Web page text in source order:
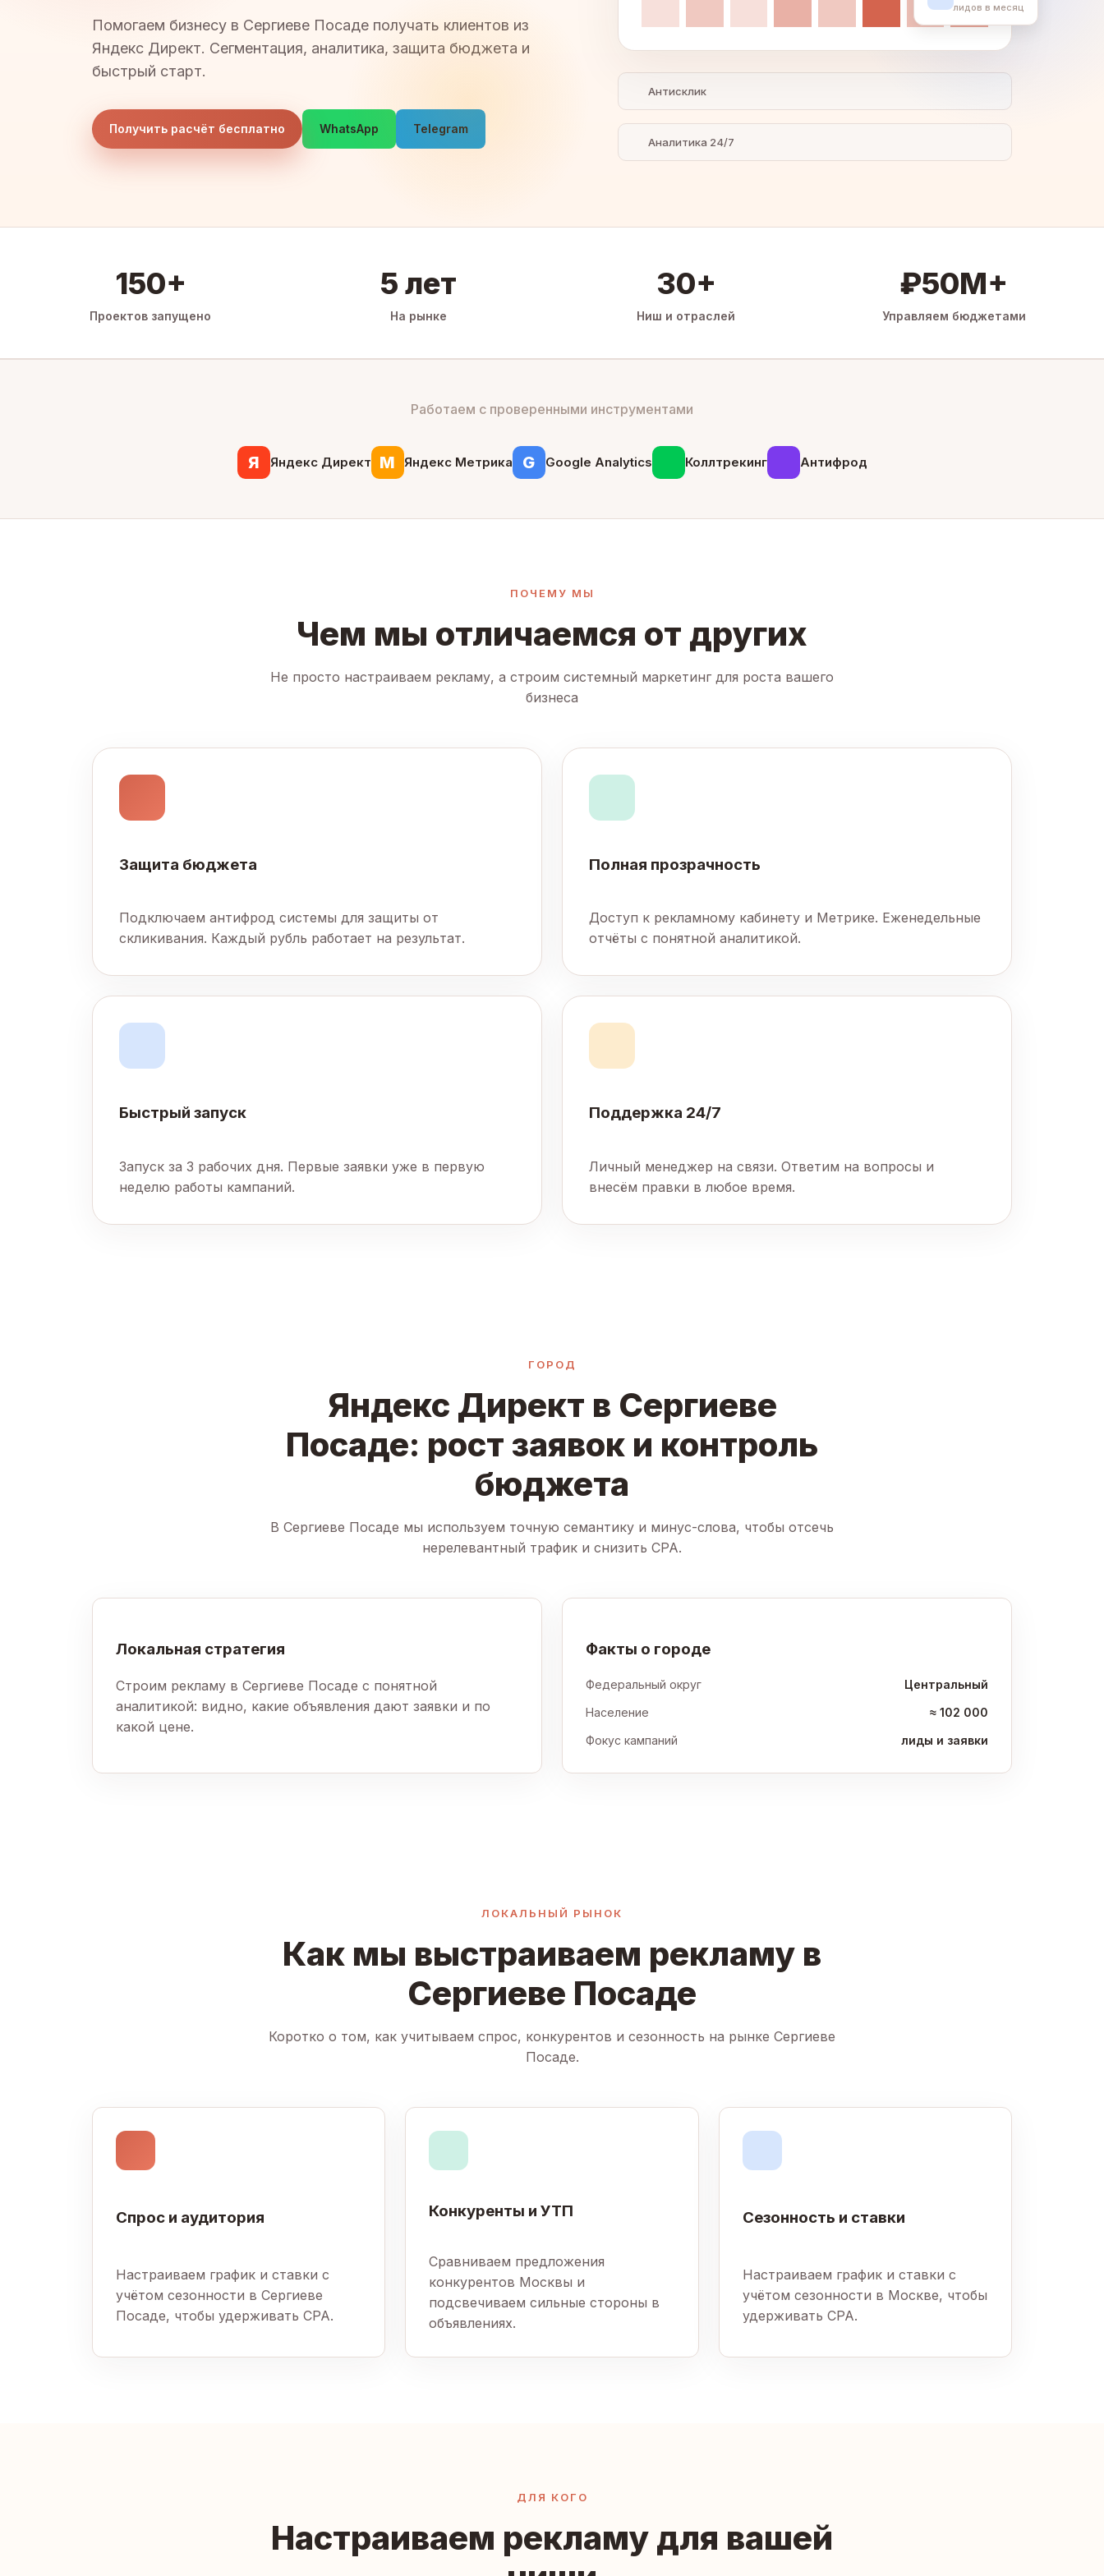
лидов в месяц
Помогаем бизнесу в Сергиеве Посаде получать клиентов из
Яндекс Директ. Сегментация, аналитика, защита бюджета и
быстрый старт.
Получить расчёт бесплатно WhatsApp Telegram
Антисклик
Аналитика 24/7
150+
Проектов запущено
5 лет
На рынке
30+
Ниш и отраслей
₽50M+
Управляем бюджетами
Работаем с проверенными инструментами
Я Яндекс Директ М Яндекс Метрика G Google Analytics Коллтрекинг Антифрод
ПОЧЕМУ МЫ
Чем мы отличаемся от других
Не просто настраиваем рекламу, а строим системный маркетинг для роста вашего
бизнеса
Защита бюджета
Подключаем антифрод системы для защиты от
скликивания. Каждый рубль работает на результат.
Полная прозрачность
Доступ к рекламному кабинету и Метрике. Еженедельные
отчёты с понятной аналитикой.
Быстрый запуск
Запуск за 3 рабочих дня. Первые заявки уже в первую
неделю работы кампаний.
Поддержка 24/7
Личный менеджер на связи. Ответим на вопросы и
внесём правки в любое время.
ГОРОД
Яндекс Директ в Сергиеве
Посаде: рост заявок и контроль
бюджета
В Сергиеве Посаде мы используем точную семантику и минус-слова, чтобы отсечь
нерелевантный трафик и снизить CPA.
Локальная стратегия
Строим рекламу в Сергиеве Посаде с понятной
аналитикой: видно, какие объявления дают заявки и по
какой цене.
Факты о городе
Федеральный округ
Центральный
Население
≈ 102 000
Фокус кампаний
лиды и заявки
ЛОКАЛЬНЫЙ РЫНОК
Как мы выстраиваем рекламу в
Сергиеве Посаде
Коротко о том, как учитываем спрос, конкурентов и сезонность на рынке Сергиеве
Посаде.
Спрос и аудитория
Настраиваем график и ставки с
учётом сезонности в Сергиеве
Посаде, чтобы удерживать CPA.
Конкуренты и УТП
Сравниваем предложения
конкурентов Москвы и
подсвечиваем сильные стороны в
объявлениях.
Сезонность и ставки
Настраиваем график и ставки с
учётом сезонности в Москве, чтобы
удерживать CPA.
ДЛЯ КОГО
Настраиваем рекламу для вашей